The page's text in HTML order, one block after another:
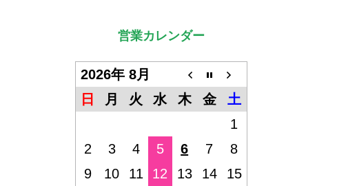
営業カレンダー
2026年 8月
日
月 火 水 木 金
土
1
2
3 4 5 6 7
8
9
10 11 12 13 14 15